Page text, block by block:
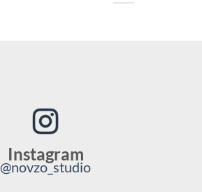
Instagram
@novzo_studio